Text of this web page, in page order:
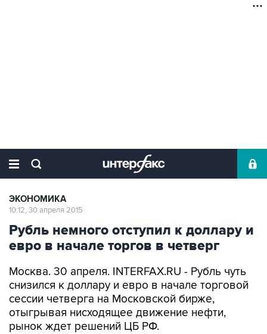
ЭКОНОМИКА
10:12, 30 апреля 2015
Рубль немного отступил к доллару и
евро в начале торгов в четверг
Москва. 30 апреля. INTERFAX.RU - Рубль чуть
снизился к доллару и евро в начале торговой
сессии четверга на Московской бирже,
отыгрывая нисходящее движение нефти,
рынок ждет решений ЦБ РФ.